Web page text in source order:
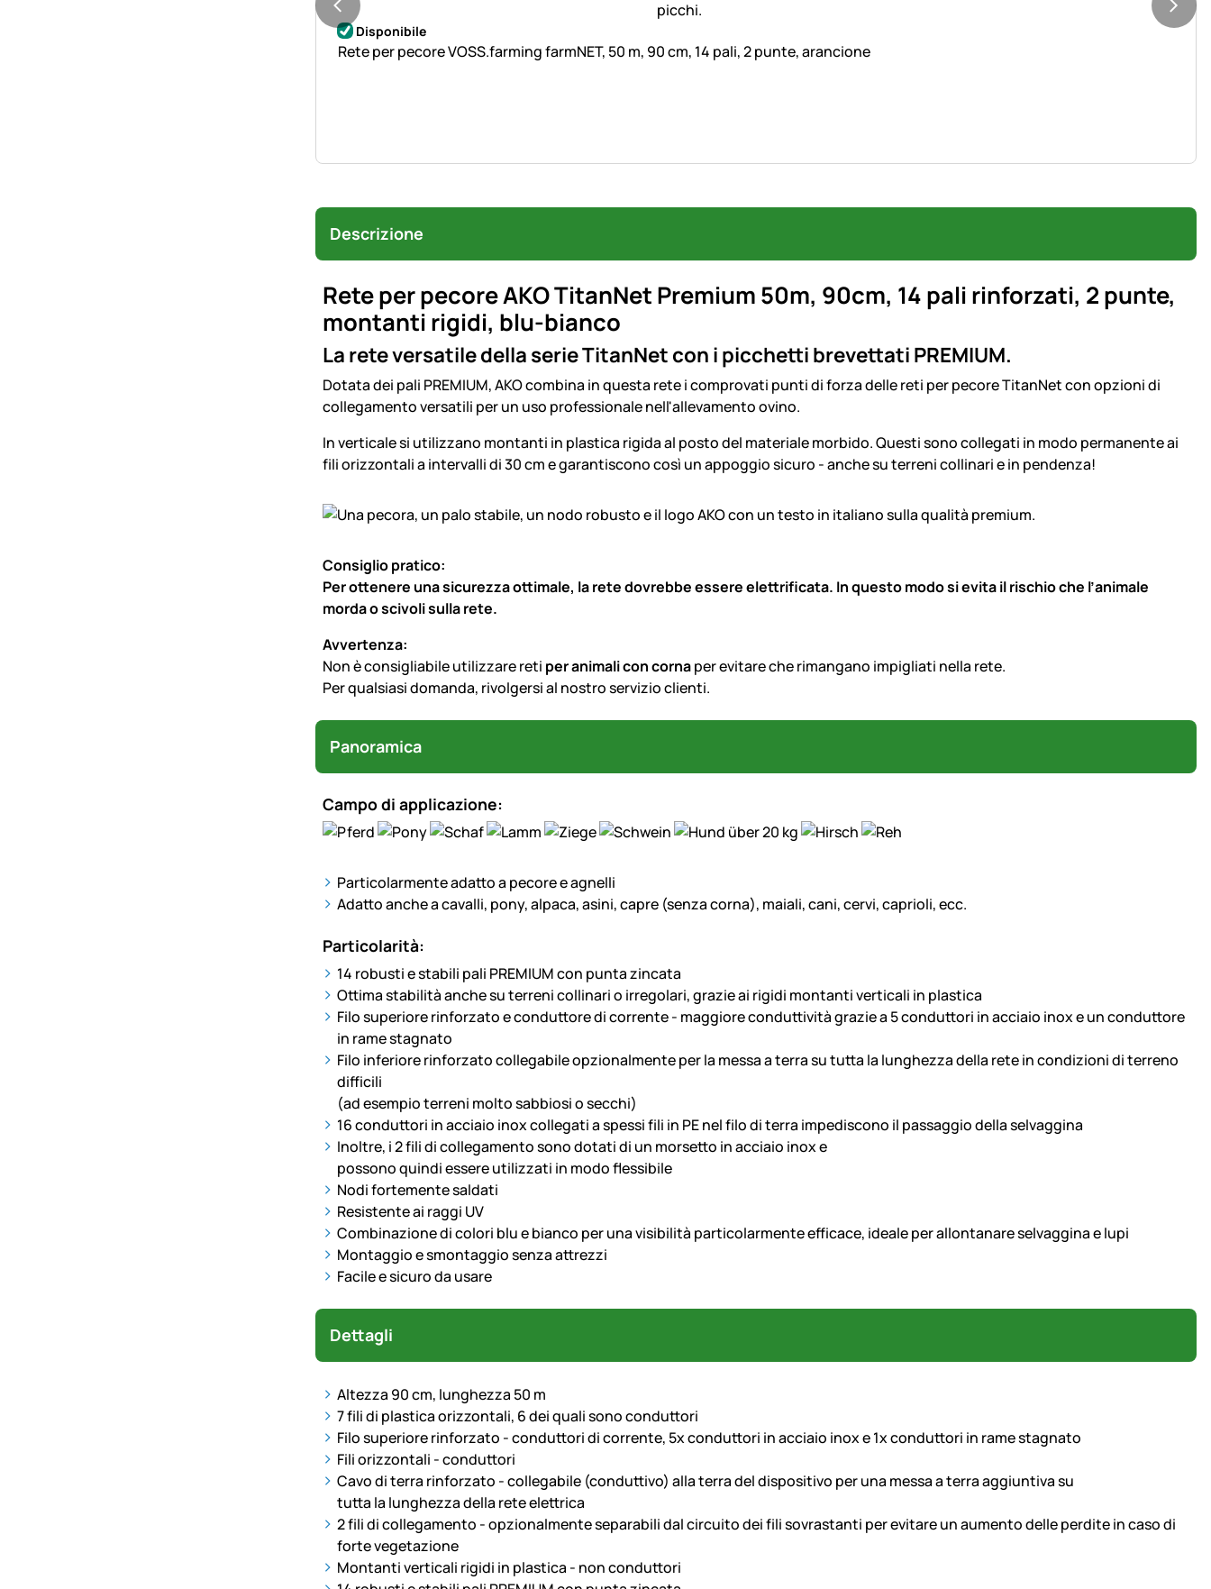
Disponibile
Rete per pecore VOSS.farming farmNET, 50 m, 90 cm, 14 pali, 2 punte, arancione
Descrizione
Rete per pecore AKO TitanNet Premium 50m, 90cm, 14 pali rinforzati, 2 punte,
montanti rigidi, blu-bianco
La rete versatile della serie TitanNet con i picchetti brevettati PREMIUM.
Dotata dei pali PREMIUM, AKO combina in questa rete i comprovati punti di forza delle reti per pecore TitanNet con opzioni di
collegamento versatili per un uso professionale nell'allevamento ovino.
In verticale si utilizzano montanti in plastica rigida al posto del materiale morbido. Questi sono collegati in modo permanente ai
fili orizzontali a intervalli di 30 cm e garantiscono così un appoggio sicuro - anche su terreni collinari e in pendenza!
Consiglio pratico:
Per ottenere una sicurezza ottimale, la rete dovrebbe essere elettrificata. In questo modo si evita il rischio che l’animale
morda o scivoli sulla rete.
Avvertenza:
Non è consigliabile utilizzare reti per animali con cornaper evitare che rimangano impigliati nella rete.
Per qualsiasi domanda, rivolgersi al nostro servizio clienti.
Panoramica
Campo di applicazione:
Particolarmente adatto a pecore e agnelli
Adatto anche a cavalli, pony, alpaca, asini, capre (senza corna), maiali, cani, cervi, caprioli, ecc.
Particolarità:
14 robusti e stabili pali PREMIUM con punta zincata
Ottima stabilità anche su terreni collinari o irregolari, grazie ai rigidi montanti verticali in plastica
Filo superiore rinforzato e conduttore di corrente - maggiore conduttività grazie a 5 conduttori in acciaio inox e un conduttore
in rame stagnato
Filo inferiore rinforzato collegabile opzionalmente per la messa a terra su tutta la lunghezza della rete in condizioni di terreno
difficili
(ad esempio terreni molto sabbiosi o secchi)
16 conduttori in acciaio inox collegati a spessi fili in PE nel filo di terra impediscono il passaggio della selvaggina
Inoltre, i 2 fili di collegamento sono dotati di un morsetto in acciaio inox e
possono quindi essere utilizzati in modo flessibile
Nodi fortemente saldati
Resistente ai raggi UV
Combinazione di colori blu e bianco per una visibilità particolarmente efficace, ideale per allontanare selvaggina e lupi
Montaggio e smontaggio senza attrezzi
Facile e sicuro da usare
Dettagli
Altezza 90 cm, lunghezza 50 m
7 fili di plastica orizzontali, 6 dei quali sono conduttori
Filo superiore rinforzato - conduttori di corrente, 5x conduttori in acciaio inox e 1x conduttori in rame stagnato
Fili orizzontali - conduttori
Cavo di terra rinforzato - collegabile (conduttivo) alla terra del dispositivo per una messa a terra aggiuntiva su
tutta la lunghezza della rete elettrica
2 fili di collegamento - opzionalmente separabili dal circuito dei fili sovrastanti per evitare un aumento delle perdite in caso di
forte vegetazione
Montanti verticali rigidi in plastica - non conduttori